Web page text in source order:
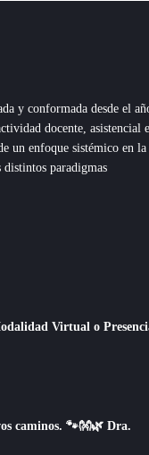
y conformada desde el
docente, asistencial e
un enfoque sistémico en la
paradigmas
Virtual o
caminos. 🐾👐🌿 Dra.